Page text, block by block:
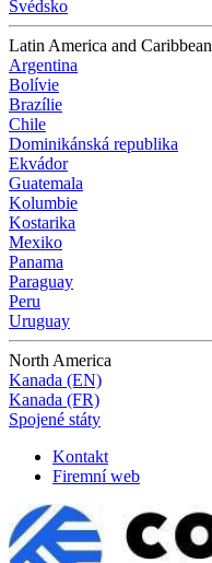
Švédsko
Latin America and Caribbean
Argentina
Bolívie
Brazílie
Chile
Dominikánská republika
Ekvádor
Guatemala
Kolumbie
Kostarika
Mexiko
Panama
Paraguay
Peru
Uruguay
North America
Kanada (EN)
Kanada (FR)
Spojené státy
Kontakt
Firemní web